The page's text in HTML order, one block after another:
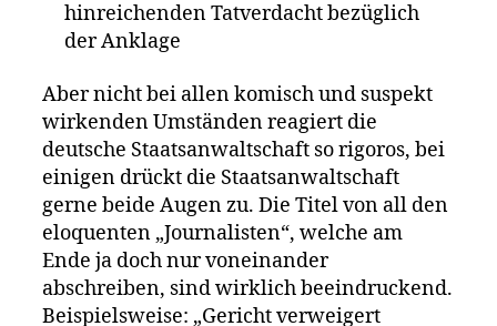
hinreichenden Tatverdacht bezüglich
der Anklage
Aber nicht bei allen komisch und suspekt
wirkenden Umständen reagiert die
deutsche Staatsanwaltschaft so rigoros, bei
einigen drückt die Staatsanwaltschaft
gerne beide Augen zu. Die Titel von all den
eloquenten „Journalisten“, welche am
Ende ja doch nur voneinander
abschreiben, sind wirklich beeindruckend.
Beispielsweise: „Gericht verweigert